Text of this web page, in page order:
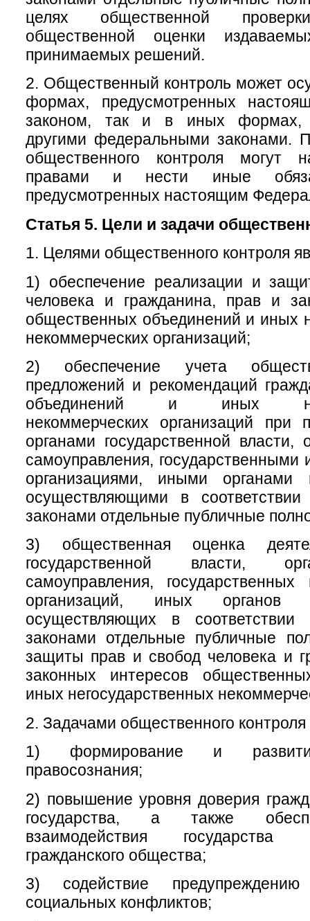
целях общественной
общественной оценки
принимаемых решений.
2. Общественный контроль может
формах, предусмотренных
законом, так и в иных формах,
другими федеральными законами.
общественного контроля могут
правами и нести иные
предусмотренных настоящим
Статья 5. Цели и задачи
1. Целями общественного контроля
1) обеспечение реализации и
человека и гражданина, прав и
общественных объединений и иных
некоммерческих организаций;
2) обеспечение учета
предложений и рекомендаций
объединений и иных
некоммерческих организаций при
органами государственной власти,
самоуправления,
организациями, иными органами
осуществляющими в
законами отдельные публичные
3) общественная оценка
государственной власти,
самоуправления,
организаций, иных органов
осуществляющих в
законами отдельные публичные
защиты прав и свобод человека и
законных интересов
иных негосударственных
2. Задачами общественного контроля
1) формирование и
правосознания;
2) повышение уровня доверия
государства, а также
взаимодействия
гражданского общества;
3) содействие
социальных конфликтов;